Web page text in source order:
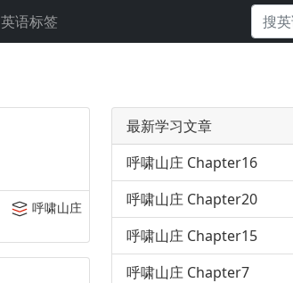
英语标签
呼啸山庄
最新学习文章
呼啸山庄 Chapter16
呼啸山庄 Chapter20
呼啸山庄 Chapter15
呼啸山庄 Chapter7